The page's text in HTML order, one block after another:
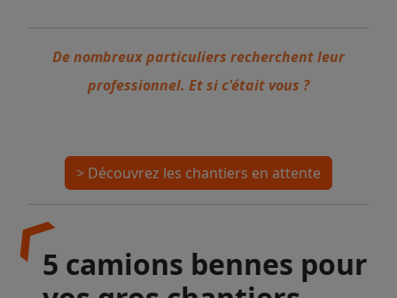
De nombreux particuliers recherchent leur
professionnel. Et si c'était vous ?
> Découvrez les chantiers en attente
5 camions bennes pour